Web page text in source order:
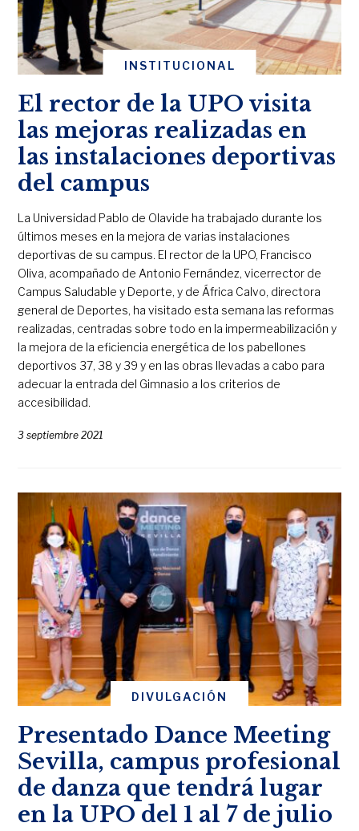
INSTITUCIONAL
El rector de la UPO visita
las mejoras realizadas en
las instalaciones deportivas
del campus
La Universidad Pablo de Olavide ha trabajado durante los
últimos meses en la mejora de varias instalaciones
deportivas de su campus. El rector de la UPO, Francisco
Oliva, acompañado de Antonio Fernández, vicerrector de
Campus Saludable y Deporte, y de África Calvo, directora
general de Deportes, ha visitado esta semana las reformas
realizadas, centradas sobre todo en la impermeabilización y
la mejora de la eficiencia energética de los pabellones
deportivos 37, 38 y 39 y en las obras llevadas a cabo para
adecuar la entrada del Gimnasio a los criterios de
accesibilidad.
3 septiembre 2021
DIVULGACIÓN
Presentado Dance Meeting
Sevilla, campus profesional
de danza que tendrá lugar
en la UPO del 1 al 7 de julio